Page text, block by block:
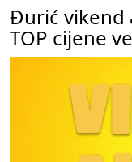
Đurić vikend
TOP cijene